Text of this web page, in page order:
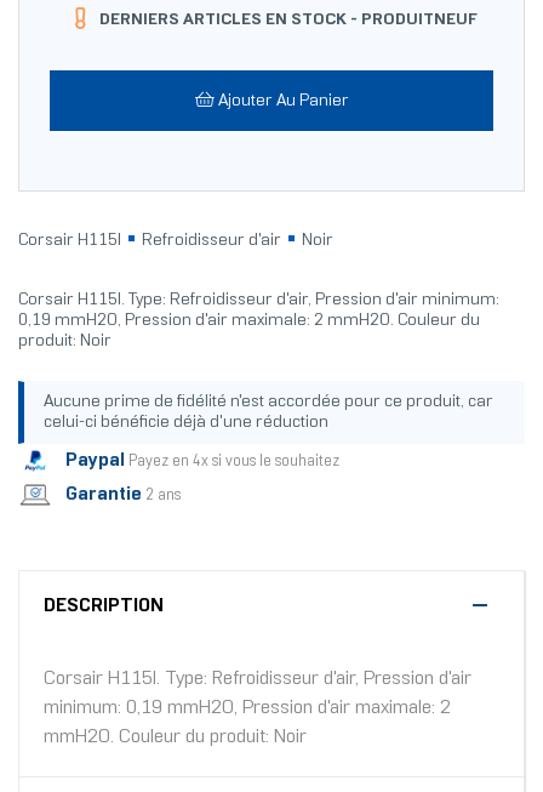
DERNIERS ARTICLES EN STOCK - PRODUITNEUF
Ajouter Au Panier
Corsair H115I Refroidisseur d'air Noir
Corsair H115I. Type: Refroidisseur d'air, Pression d'air minimum:
0,19 mmH2O, Pression d'air maximale: 2 mmH2O. Couleur du
produit: Noir
Aucune prime de fidélité n'est accordée pour ce produit, car
celui-ci bénéficie déjà d'une réduction
Paypal Payez en 4x si vous le souhaitez
Garantie 2 ans
DESCRIPTION
Corsair H115I. Type: Refroidisseur d'air, Pression d'air
minimum: 0,19 mmH2O, Pression d'air maximale: 2
mmH2O. Couleur du produit: Noir